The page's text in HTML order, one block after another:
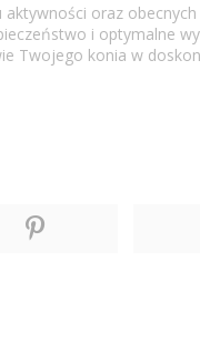
oraz
i optymalne
konia w